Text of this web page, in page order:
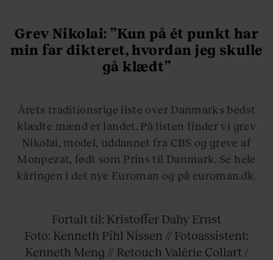
Grev Nikolai: ”Kun på ét punkt har
min far dikteret, hvordan jeg skulle
gå klædt”
Årets traditionsrige liste over Danmarks bedst
klædte mænd er landet. På listen finder vi grev
Nikolai, model, uddannet fra CBS og greve af
Monpezat, født som Prins til Danmark. Se hele
kåringen i det nye Euroman og på euroman.dk.
Fortalt til: Kristoffer Dahy Ernst
Foto: Kenneth Pihl Nissen // Fotoassistent:
Kenneth Meng // Retouch Valérie Collart /